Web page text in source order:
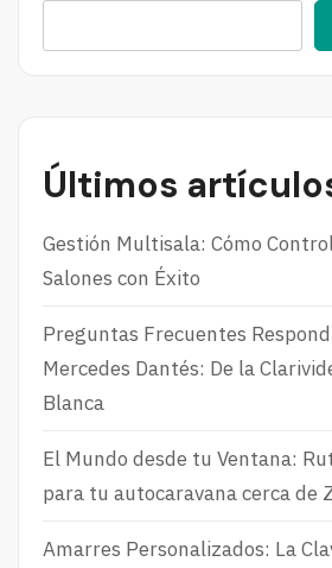
Últimos
Gestión Multisala: Cómo
Salones con Éxito
Preguntas Frecuentes
Mercedes Dantés: De la
Blanca
El Mundo desde tu Ventana:
para tu autocaravana cerca de
Amarres Personalizados: La